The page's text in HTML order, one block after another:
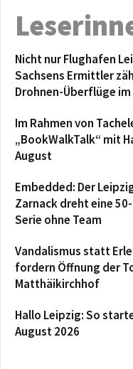
Nicht nur Flughafen
Sachsens Ermittler
Drohnen-Überflüge
Im Rahmen von
„BookWalkTalk“ mit
August
Embedded: Der
Zarnack dreht eine
Serie ohne Team
Vandalismus statt
fordern Öffnung der
Matthäikirchhof
Hallo Leipzig: So
August 2026